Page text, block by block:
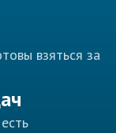
взяться за